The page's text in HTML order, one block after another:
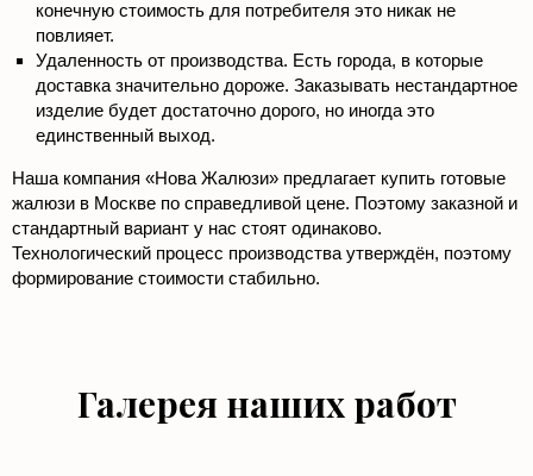
конечную стоимость для потребителя это никак не
повлияет.
Удаленность от производства. Есть города, в которые
доставка значительно дороже. Заказывать нестандартное
изделие будет достаточно дорого, но иногда это
единственный выход.
Наша компания «Нова Жалюзи» предлагает купить готовые
жалюзи в Москве по справедливой цене. Поэтому заказной и
стандартный вариант у нас стоят одинаково.
Технологический процесс производства утверждён, поэтому
формирование стоимости стабильно.
Галерея наших работ